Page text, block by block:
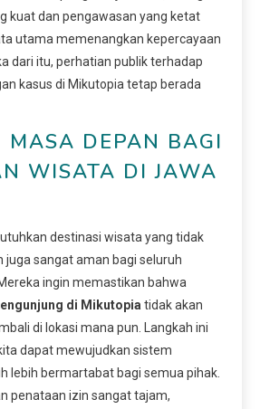
kuat dan pengawasan yang ketat
utama memenangkan kepercayaan
dari itu, perhatian publik terhadap
kasus di Mikutopia tetap berada
MASA DEPAN BAGI
WISATA DI JAWA
destinasi wisata yang tidak
juga sangat aman bagi seluruh
ingin memastikan bahwa
di Mikutopia tidak akan
di lokasi mana pun. Langkah ini
dapat mewujudkan sistem
lebih bermartabat bagi semua pihak.
penataan izin sangat tajam,